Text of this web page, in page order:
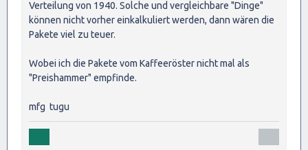
Verteilung von 1940. Solche und vergleichbare "Dinge"
können nicht vorher einkalkuliert werden, dann wären die
Pakete viel zu teuer.
Wobei ich die Pakete vom Kaffeeröster nicht mal als
"Preishammer" empfinde.
mfg tugu